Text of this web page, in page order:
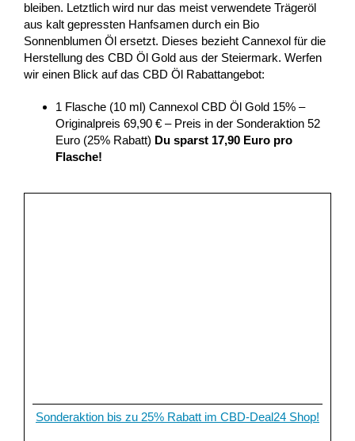
bleiben. Letztlich wird nur das meist verwendete Trägeröl
aus kalt gepressten Hanfsamen durch ein Bio
Sonnenblumen Öl ersetzt. Dieses bezieht Cannexol für die
Herstellung des CBD Öl Gold aus der Steiermark. Werfen
wir einen Blick auf das CBD Öl Rabattangebot:
1 Flasche (10 ml) Cannexol CBD Öl Gold 15% –
Originalpreis 69,90 € – Preis in der Sonderaktion 52
Euro (25% Rabatt) Du sparst 17,90 Euro pro
Flasche!
Sonderaktion bis zu 25% Rabatt im CBD-Deal24 Shop!